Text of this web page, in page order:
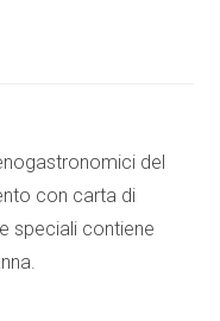
del
con carta di
speciali contiene